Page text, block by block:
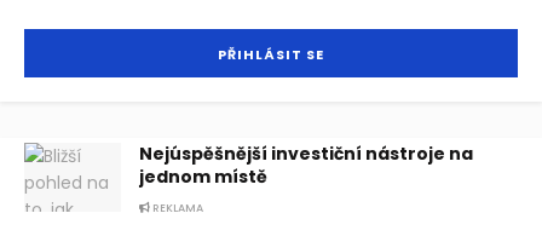
Nejúspěšnější investiční nástroje na
jednom místě
REKLAMA